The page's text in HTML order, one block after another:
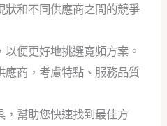
狀和不同供應商之間的競爭
便更好地挑選寬頻方案。
應商，考慮特點、服務品質
，幫助您快速找到最佳方